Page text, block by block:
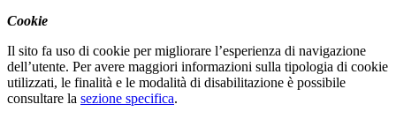
Cookie
Il sito fa uso di cookie per migliorare l’esperienza di navigazione
dell’utente. Per avere maggiori informazioni sulla tipologia di cookie
utilizzati, le finalità e le modalità di disabilitazione è possibile
consultare la sezione specifica.